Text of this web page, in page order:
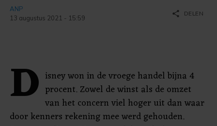
ANP
13 augustus 2021 - 15:59
share DELEN
D isney won in de vroege handel bijna 4
procent. Zowel de winst als de omzet
van het concern viel hoger uit dan waar
door kenners rekening mee werd gehouden.